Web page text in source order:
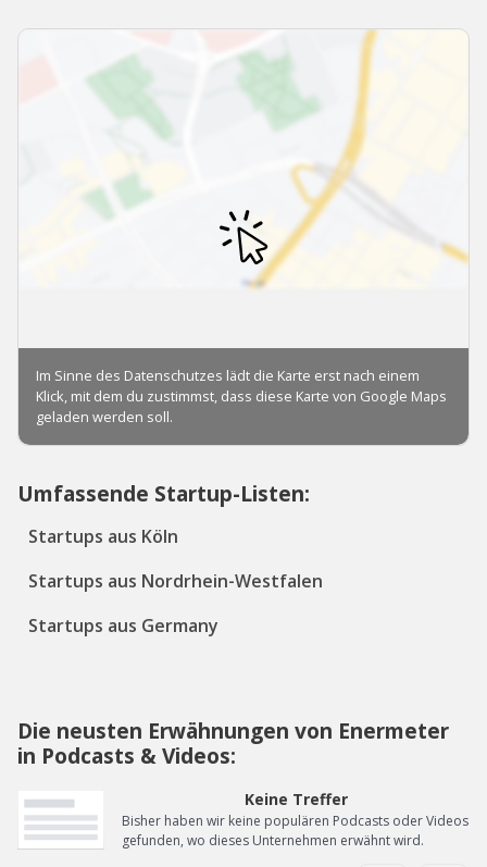
Umfassende Startup-Listen:
Startups aus Köln
Startups aus Nordrhein-Westfalen
Startups aus Germany
Die neusten Erwähnungen von Enermeter
in Podcasts & Videos:
Keine Treffer
Bisher haben wir keine populären Podcasts oder Videos
gefunden, wo dieses Unternehmen erwähnt wird.